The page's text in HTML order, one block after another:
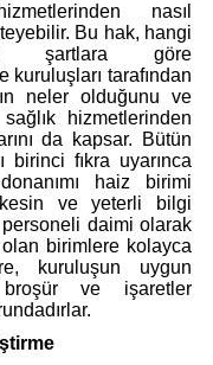
nasıl
Bu hak, hangi
şartlara göre
kuruluşları tarafından
neler olduğunu ve
hizmetlerinden
da kapsar. Bütün
birinci fıkra uyarınca
haiz birimi
ve yeterli bilgi
daimi olarak
birimlere kolayca
kuruluşun uygun
ve işaretler